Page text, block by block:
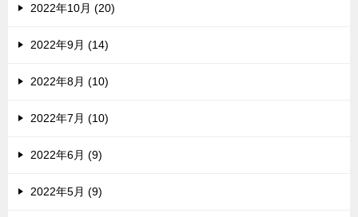
2022年10月 (20)
2022年9月 (14)
2022年8月 (10)
2022年7月 (10)
2022年6月 (9)
2022年5月 (9)